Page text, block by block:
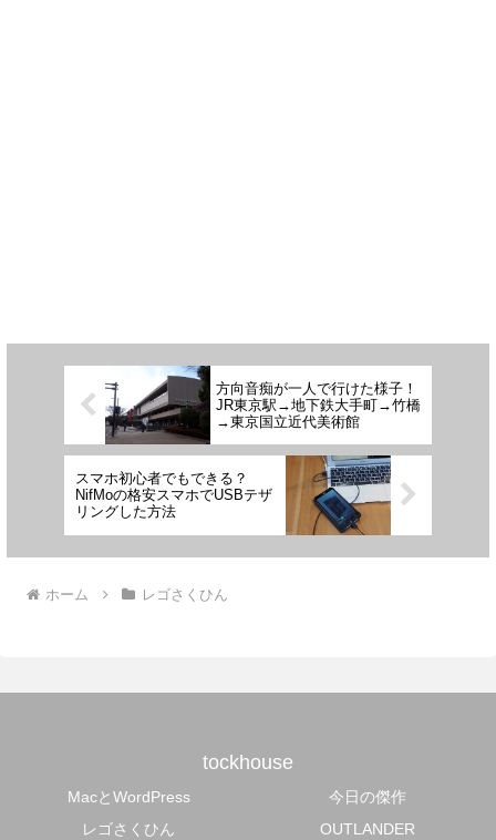
方向音痴が一人で行けた様子！
JR東京駅→地下鉄大手町→竹橋
→東京国立近代美術館
スマホ初心者でもできる？
NifMoの格安スマホでUSBテザ
リングした方法
ホーム レゴさくひん
tockhouse
MacとWordPress
今日の傑作
レゴさくひん
OUTLANDER